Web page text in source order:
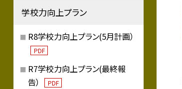
学校力向上プラン
R8学校力向上プラン(5月計画）
PDF
R7学校力向上プラン(最終報
告）
PDF